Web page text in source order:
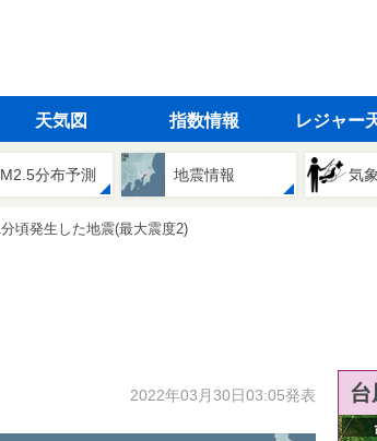
天気図 指数情報 レジャー
分布予測 地震情報 気
頃発生した地震(最大震度2)
2022年03月30日03:05発表